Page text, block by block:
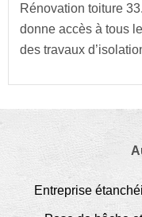
Rénovation toiture
donne accès à tous
des travaux
Entreprise